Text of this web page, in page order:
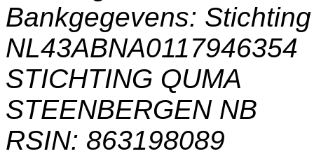
Bankgegevens:
NL43ABNA0117946354
STICHTING QUMA
STEENBERGEN NB
RSIN: 863198089